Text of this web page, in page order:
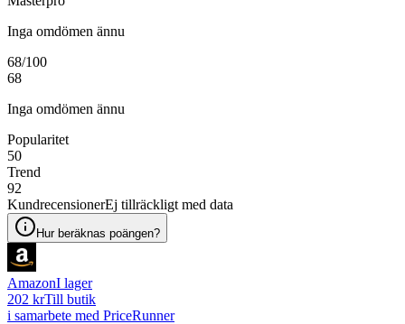
Inga omdömen ännu
68/100
68
Inga omdömen ännu
Popularitet
50
Trend
92
KundrecensionerEj tillräckligt med data
Hur beräknas poängen?
AmazonI lager
202 krTill butik
i samarbete med PriceRunner